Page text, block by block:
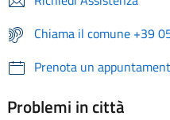
Chiama il comune +39
Prenota un
Problemi in città